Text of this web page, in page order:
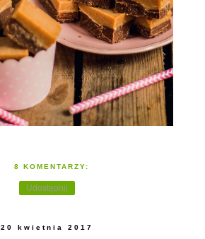
8 KOMENTARZY:
Udostępnij
20 kwietnia 2017